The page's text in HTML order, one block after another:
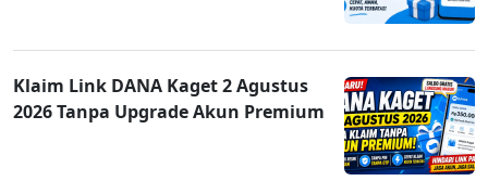
Klaim Link DANA Kaget 2 Agustus
2026 Tanpa Upgrade Akun Premium